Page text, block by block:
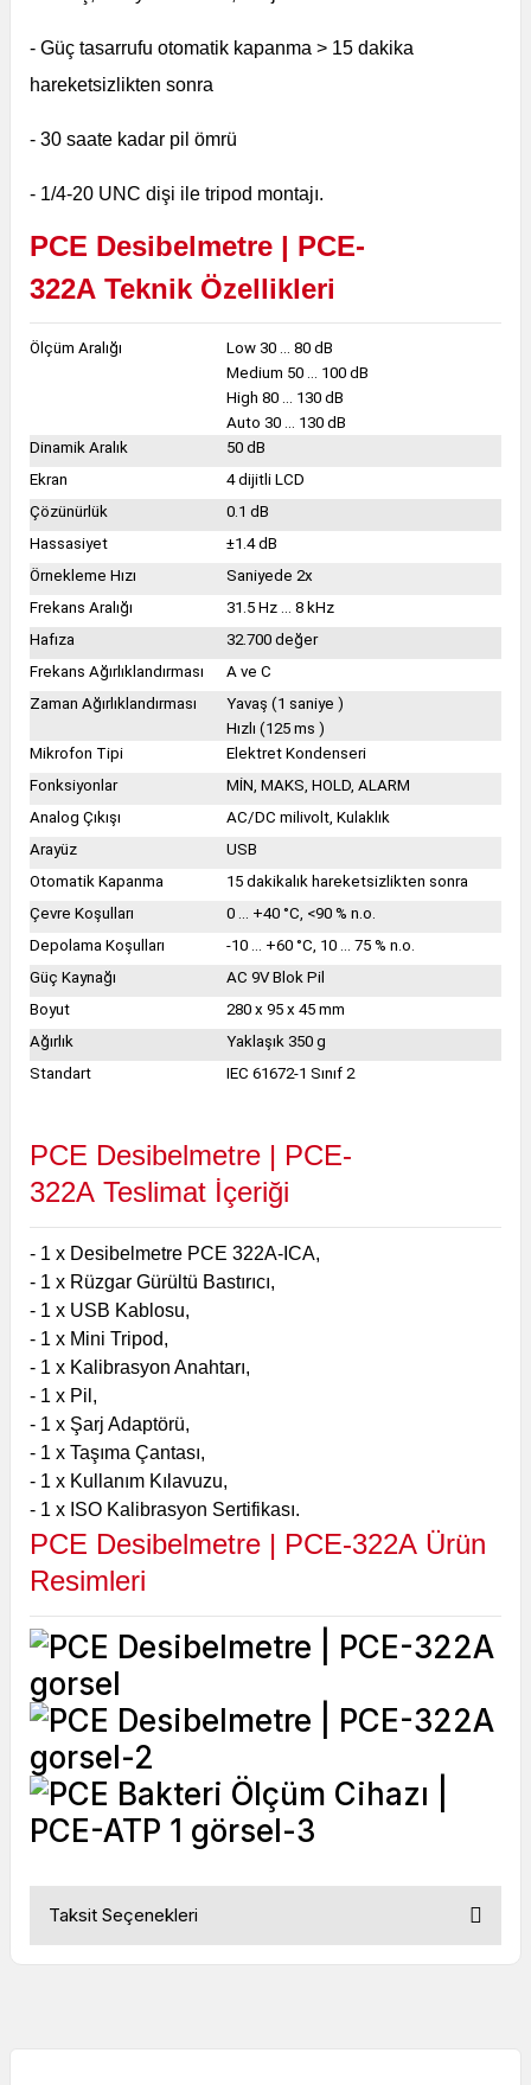
- Güç tasarrufu otomatik kapanma > 15 dakika
hareketsizlikten sonra
- 30 saate kadar pil ömrü
- 1/4-20 UNC dişi ile tripod montajı.
PCE Desibelmetre | PCE-
322A Teknik Özellikleri
Ölçüm Aralığı
Low 30 ... 80 dB
Medium 50 ... 100 dB
High 80 ... 130 dB
Auto 30 ... 130 dB
Dinamik Aralık
50 dB
Ekran
4 dijitli LCD
Çözünürlük
0.1 dB
Hassasiyet
±1.4 dB
Örnekleme Hızı
Saniyede 2x
Frekans Aralığı
31.5 Hz ... 8 kHz
Hafıza
32.700 değer
Frekans Ağırlıklandırması
A ve C
Zaman Ağırlıklandırması
Yavaş (1 saniye )
Hızlı (125 ms )
Mikrofon Tipi
Elektret Kondenseri
Fonksiyonlar
MİN, MAKS, HOLD, ALARM
Analog Çıkışı
AC/DC milivolt, Kulaklık
Arayüz
USB
Otomatik Kapanma
15 dakikalık hareketsizlikten sonra
Çevre Koşulları
0 ... +40 °C, <90 % n.o.
Depolama Koşulları
-10 ... +60 °C, 10 ... 75 % n.o.
Güç Kaynağı
AC 9V Blok Pil
Boyut
280 x 95 x 45 mm
Ağırlık
Yaklaşık 350 g
Standart
IEC 61672-1 Sınıf 2
PCE Desibelmetre | PCE-
322A Teslimat İçeriği
- 1 x Desibelmetre PCE 322A-ICA,
- 1 x Rüzgar Gürültü Bastırıcı,
- 1 x USB Kablosu,
- 1 x Mini Tripod,
- 1 x Kalibrasyon Anahtarı,
- 1 x Pil,
- 1 x Şarj Adaptörü,
- 1 x Taşıma Çantası,
- 1 x Kullanım Kılavuzu,
- 1 x ISO Kalibrasyon Sertifikası.
PCE Desibelmetre | PCE-322A Ürün
Resimleri
Taksit Seçenekleri